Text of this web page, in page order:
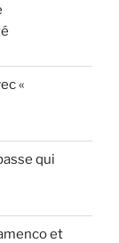
«
qui
et